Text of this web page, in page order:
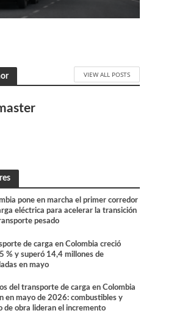
VIEW ALL POSTS
pone en marcha el primer corredor
eléctrica para acelerar la transición
pesado
de carga en Colombia creció
% y superó 14,4 millones de
en mayo
del transporte de carga en Colombia
en mayo de 2026: combustibles y
de obra lideran el incremento